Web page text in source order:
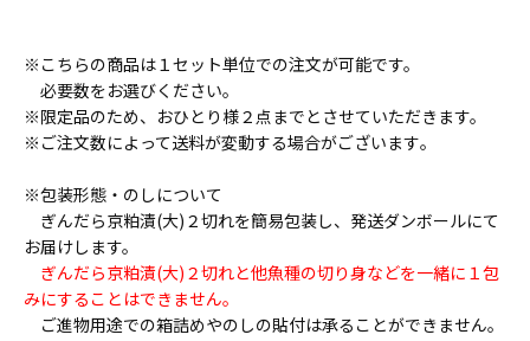
※こちらの商品は１セット単位での注文が可能です。
必要数をお選びください。
※限定品のため、おひとり様２点までとさせていただきます。
※ご注文数によって送料が変動する場合がございます｡
※包装形態・のしについて
ぎんだら京粕漬(大)２切れを簡易包装し、発送ダンボールにて
お届けします。
ぎんだら京粕漬(大)２切れと他魚種の切り身などを一緒に１包
みにすることはできません。
ご進物用途での箱詰めやのしの貼付は承ることができません。